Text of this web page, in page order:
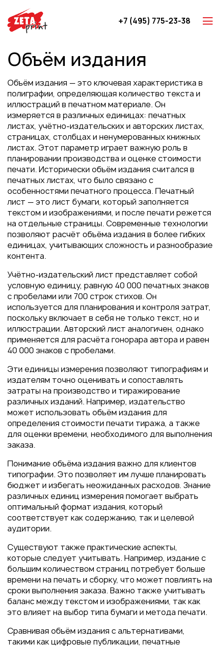
Брошюры
Игральные карты
Каталоги
Листовки
Книги
Папки
Календари
Упаковка
Блокноты с логотипом
Пакеты
Конверты
Полиграфия для выставок
под ключ
Полиграфия к выборам 2026
+7 (495) 775-23-38
Объём издания
Объём издания — это ключевая характеристика в
полиграфии, определяющая количество текста и
иллюстраций в печатном материале. Он
измеряется в различных единицах: печатных
листах, учётно-издательских и авторских листах,
страницах, столбцах и ненумерованных книжных
листах. Этот параметр играет важную роль в
планировании производства и оценке стоимости
печати. Исторически объём издания считался в
печатных листах, что было связано с
особенностями печатного процесса. Печатный
лист — это лист бумаги, который заполняется
текстом и изображениями, и после печати режется
на отдельные страницы. Современные технологии
позволяют расчёт объёма издания в более гибких
единицах, учитывающих сложность и разнообразие
контента.
Учётно-издательский лист представляет собой
условную единицу, равную 40 000 печатных знаков
с пробелами или 700 строк стихов. Он
используется для планирования и контроля затрат,
поскольку включает в себя не только текст, но и
иллюстрации. Авторский лист аналогичен, однако
применяется для расчёта гонорара автора и равен
40 000 знаков с пробелами.
Эти единицы измерения позволяют типографиям и
издателям точно оценивать и сопоставлять
затраты на производство и тиражирование
различных изданий. Например, издательство
может использовать объём издания для
определения стоимости печати тиража, а также
для оценки времени, необходимого для выполнения
заказа.
Понимание объёма издания важно для клиентов
типографии. Это позволяет им лучше планировать
бюджет и избегать неожиданных расходов. Знание
различных единиц измерения помогает выбрать
оптимальный формат издания, который
соответствует как содержанию, так и целевой
аудитории.
Существуют также практические аспекты,
которые следует учитывать. Например, издание с
большим количеством страниц потребует больше
времени на печать и сборку, что может повлиять на
сроки выполнения заказа. Важно также учитывать
баланс между текстом и изображениями, так как
это влияет на выбор типа бумаги и метода печати.
Сравнивая объём издания с альтернативами,
такими как цифровые публикации, печатные